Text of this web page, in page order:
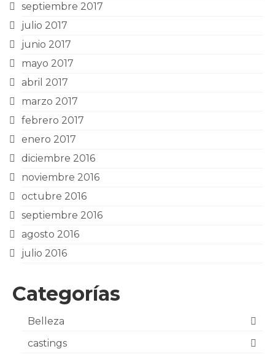
septiembre 2017
julio 2017
junio 2017
mayo 2017
abril 2017
marzo 2017
febrero 2017
enero 2017
diciembre 2016
noviembre 2016
octubre 2016
septiembre 2016
agosto 2016
julio 2016
Categorías
Belleza
castings